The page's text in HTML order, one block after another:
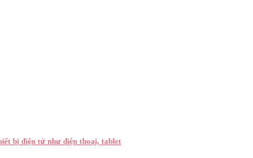
bị điện tử như điện thoại, tablet